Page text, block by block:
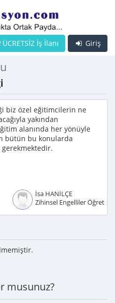
Giriş
ÜCRETSİZ İş İlanı
biz özel eğitimcilerin ne
yakından
alanında her yönüyle
bütün bu konularda
İsa HANİLÇE
Zihinsel Engelliler
musunuz?